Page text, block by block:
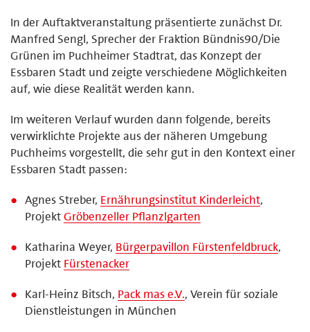
In der Auftaktveranstaltung präsentierte zunächst Dr.
Manfred Sengl, Sprecher der Fraktion Bündnis90/Die
Grünen im Puchheimer Stadtrat, das Konzept der
Essbaren Stadt und zeigte verschiedene Möglichkeiten
auf, wie diese Realität werden kann.
Im weiteren Verlauf wurden dann folgende, bereits
verwirklichte Projekte aus der näheren Umgebung
Puchheims vorgestellt, die sehr gut in den Kontext einer
Essbaren Stadt passen:
Agnes Streber, Ernährungsinstitut Kinderleicht,
ProjektGröbenzeller Pflanzlgarten
Katharina Weyer, Bürgerpavillon Fürstenfeldbruck,
Projekt Fürstenacker
Karl-Heinz Bitsch, Pack mas e.V., Verein für soziale
Dienstleistungen in München